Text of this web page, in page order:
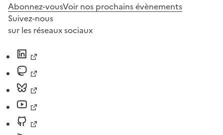
Abonnez-vousVoir nos prochains évènements
Suivez-nous
sur les réseaux sociaux